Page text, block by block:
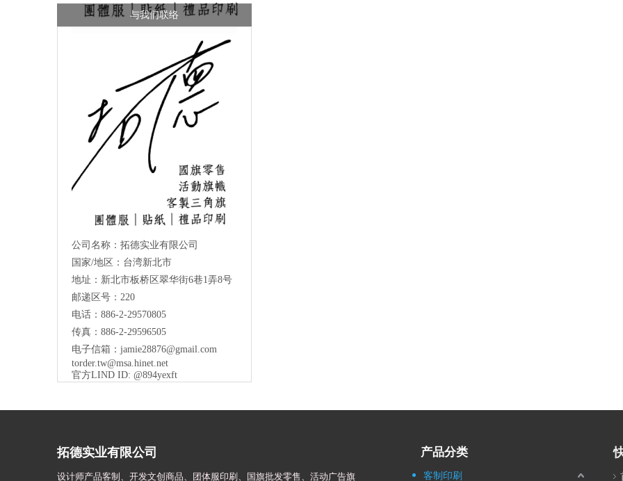
与我们联络
公司名称：拓德实业有限公司
国家/地区：台湾新北市
地址：新北市板桥区翠华街6巷1弄8号
邮递区号：220
电话：886-2-29570805
传真：886-2-29596505
电子信箱： jamie28876@gmail.com
torder.tw@msa.hinet.net
官方LIND ID: @894yexft
拓德实业有限公司
设计师产品客制、开发文创商品、团体服印刷、 国旗批发零售、活动广告旗
产品分类
客制印刷